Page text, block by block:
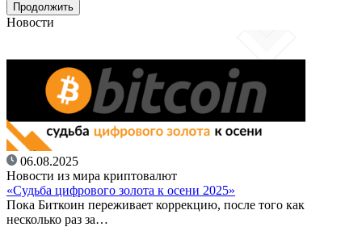
Новости
06.08.2025
Новости из мира криптовалют
«Судьба цифрового золота к осени 2025»
Пока Биткоин переживает коррекцию, после того как
несколько раз за…